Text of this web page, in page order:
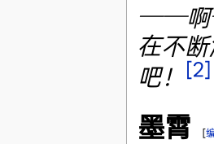
──啊
在不
吧！
[2]
墨霄 [